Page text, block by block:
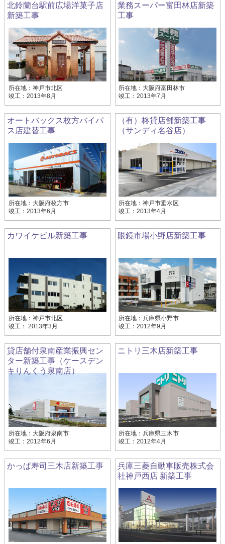
北鈴蘭台駅前広場洋菓子店
新築工事
所在地：神戸市北区
竣工：2013年8月
業務スーパー富田林店新築
工事
所在地：大阪府富田林市
竣工：2013年7月
オートバックス枚方バイパ
ス店建替工事
所在地：大阪府枚方市
竣工：2013年6月
（有）柊貸店舗新築工事
（サンディ名谷店）
所在地：神戸市垂水区
竣工：2013年4月
カワイケビル新築工事
所在地：神戸市北区
竣工： 2013年3月
眼鏡市場小野店新築工事
所在地：兵庫県小野市
竣工：2012年9月
貸店舗付泉南産業振興セン
ター新築工事（ケースデン
キりんくう泉南店）
所在地：大阪府泉南市
竣工：2012年6月
ニトリ三木店新築工事
所在地：兵庫県三木市
竣工：2012年4月
かっぱ寿司三木店新築工事
兵庫三菱自動車販売株式会
社神戸西店 新築工事